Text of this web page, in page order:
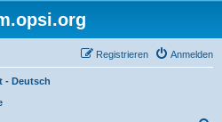
Anmelden
Registrieren
- Deutsch